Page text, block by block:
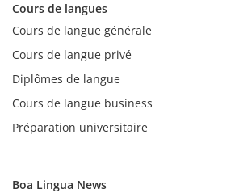
Cours de langues
Cours de langue générale
Cours de langue privé
Diplômes de langue
Cours de langue business
Préparation universitaire
Boa Lingua News